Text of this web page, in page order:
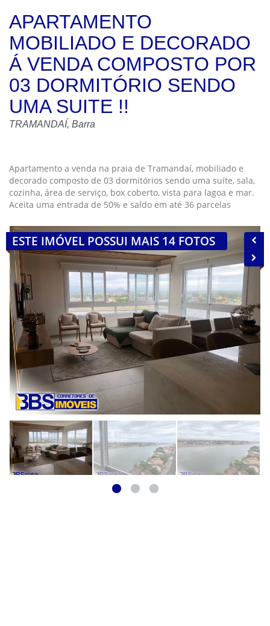
APARTAMENTO
MOBILIADO E DECORADO
Á VENDA COMPOSTO POR
03 DORMITÓRIO SENDO
UMA SUITE !!
TRAMANDAÍ, Barra
Apartamento a venda na praia de Tramandaí, mobiliado e
decorado composto de 03 dormitórios sendo uma suíte, sala,
cozinha, área de serviço, box coberto, vista para lagoa e mar.
Aceita uma entrada de 50% e saldo em até 36 parcelas
ESTE IMÓVEL POSSUI MAIS 14 FOTOS